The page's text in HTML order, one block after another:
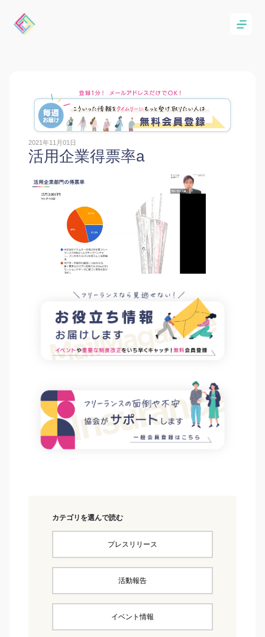
2021年11月01日
活用企業得票率a
カテゴリを選んで読む
プレスリリース
活動報告
イベント情報